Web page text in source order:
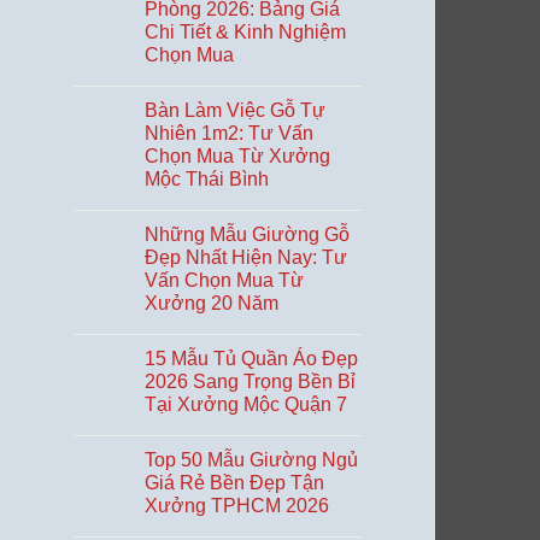
ngay
tủ
thờ
trong
nhà
luận
ở
Tủ
Áo
Quần
Kinh
Nghiệm
18
Năm
Chọn
Mua
Tại
TPHCM
Phòng 2026: Bảng Giá
Chi Tiết & Kinh Nghiệm
Chọn Mua
bình
luận
ở
Giá
Bàn
Làm
Phòng
2026:
Bảng
Giá
Chi
Tiết
Nghiệm
Chọn
Mua
Bàn Làm Việc Gỗ Tự
Nhiên 1m2: Tư Vấn
Chọn Mua Từ Xưởng
Mộc Thái Bình
bình
luận
ở
Bàn
Làm
Việc
Nhiên
1m2:
Tư
Vấn
Từ
Xưởng
Mộc
Thái
Bình
Những Mẫu Giường Gỗ
Đẹp Nhất Hiện Nay: Tư
Vấn Chọn Mua Từ
Xưởng 20 Năm
bình
luận
ở
Những
Gỗ
Đẹp
Nhất
Hiện
Nay:
15 Mẫu Tủ Quần Áo Đẹp
2026 Sang Trọng Bền Bỉ
Tại Xưởng Mộc Quận 7
bình
luận
ở
15
Top 50 Mẫu Giường Ngủ
Giá Rẻ Bền Đẹp Tận
Xưởng TPHCM 2026